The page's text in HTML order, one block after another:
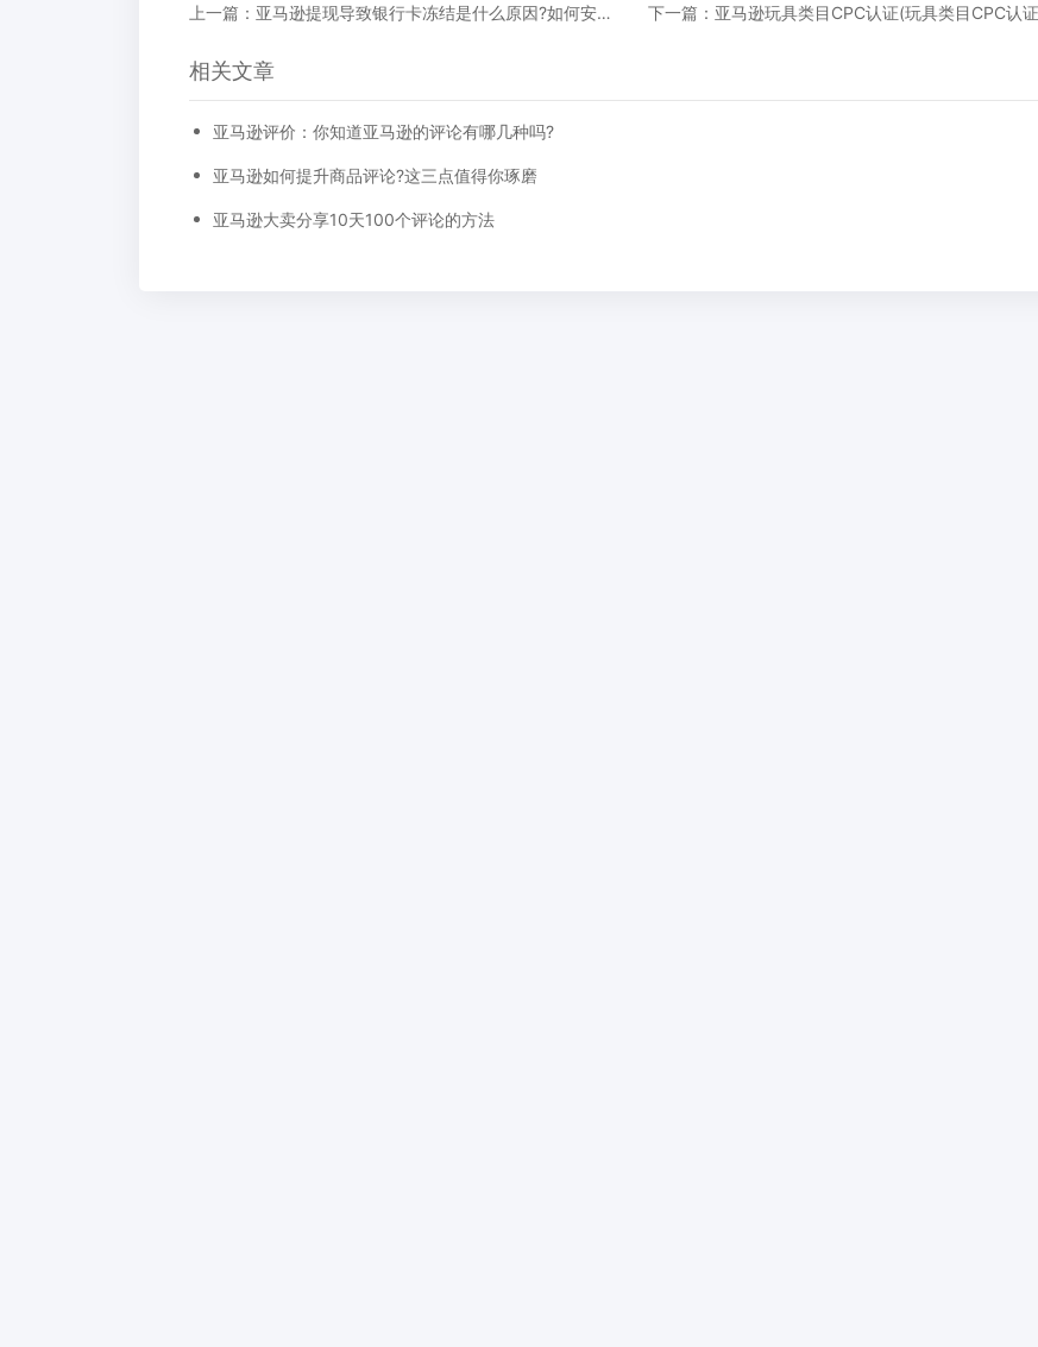
上一篇：亚马逊提现导致银行卡冻结是什么原因?如何安全回款？
相关文章
亚马逊评价：你知道亚马逊的评论有哪几种吗?
亚马逊如何提升商品评论?这三点值得你琢磨
亚马逊大卖分享10天100个评论的方法